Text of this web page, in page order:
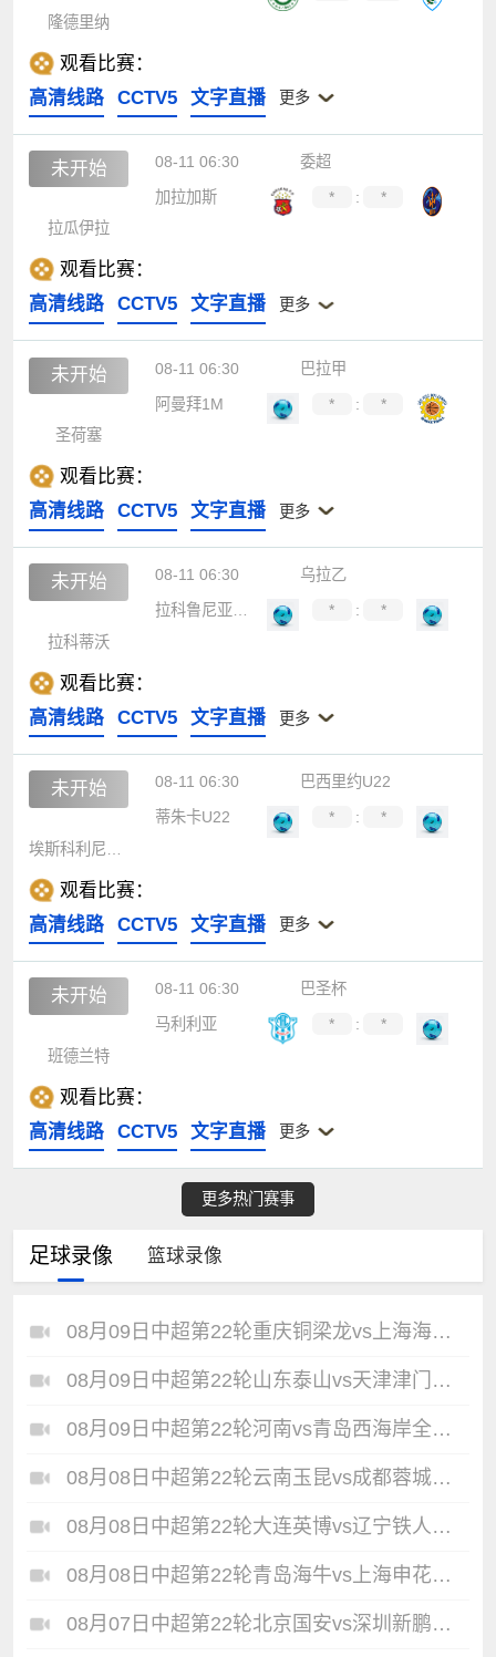
隆德里纳
观看比赛：
高清线路
CCTV5 文字直播 更多
未开始 08-11 06:30
委超
加拉加斯
* :
*
拉瓜伊拉
观看比赛：
高清线路
CCTV5 文字直播 更多
未开始 08-11 06:30
巴拉甲
阿曼拜1M
* :
*
圣荷塞
观看比赛：
高清线路
CCTV5 文字直播 更多
未开始 08-11 06:30
乌拉乙
拉科鲁尼亚科洛尼亚
* :
*
拉科蒂沃
观看比赛：
高清线路
CCTV5 文字直播 更多
未开始 08-11 06:30
巴西里约U22
蒂朱卡U22
* :
*
观看比赛：
高清线路
CCTV5 文字直播 更多
未开始 08-11 06:30
巴圣杯
马利利亚
* :
*
班德兰特
观看比赛：
高清线路
CCTV5 文字直播 更多
更多热门赛事
足球录像 篮球录像
08月09日中超第22轮重庆铜梁龙vs上海海港全场录像
08月09日中超第22轮山东泰山vs天津津门虎全场录像
08月09日中超第22轮河南vs青岛西海岸全场录像
08月08日中超第22轮云南玉昆vs成都蓉城全场录像
08月08日中超第22轮大连英博vs辽宁铁人全场录像
08月08日中超第22轮青岛海牛vs上海申花全场录像
08月07日中超第22轮北京国安vs深圳新鹏城全场录像